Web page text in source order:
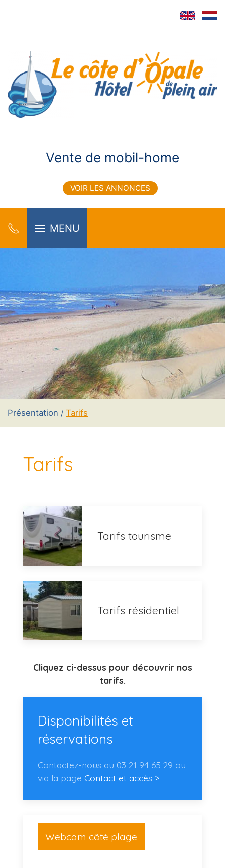
Vente de mobil-home
VOIR LES ANNONCES
MENU
Présentation Tarifs
Tarifs
Tarifs tourisme
Tarifs résidentiel
Cliquez ci-dessus pour découvrir nos
tarifs.
Disponibilités et
réservations
Contactez-nous au 03 21 94 65 29 ou
via la page Contact et accès >
Webcam côté plage